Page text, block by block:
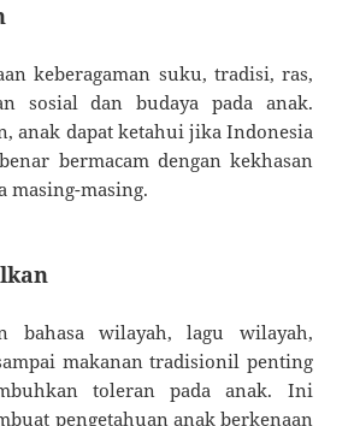
keberagaman suku, tradisi, ras,
sosial dan budaya pada anak.
anak dapat ketahui jika Indonesia
bermacam dengan kekhasan
masing-masing.
bahasa wilayah, lagu wilayah,
makanan tradisionil penting
toleran pada anak. Ini
pengetahuan anak berkenaan